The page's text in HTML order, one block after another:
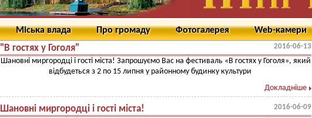
Міська влада Про громаду Фотогалерея Web-камери
"В гостях у Гоголя" 2016-06-13
Шановні миргородці і гості міста! Запрошуємо Вас на фестиваль «В гостях у Гоголя», який
відбудеться з 2 по 15 липня у районному будинку культури
Докладніше
Шановні миргородці і гості міста! 2016-06-09